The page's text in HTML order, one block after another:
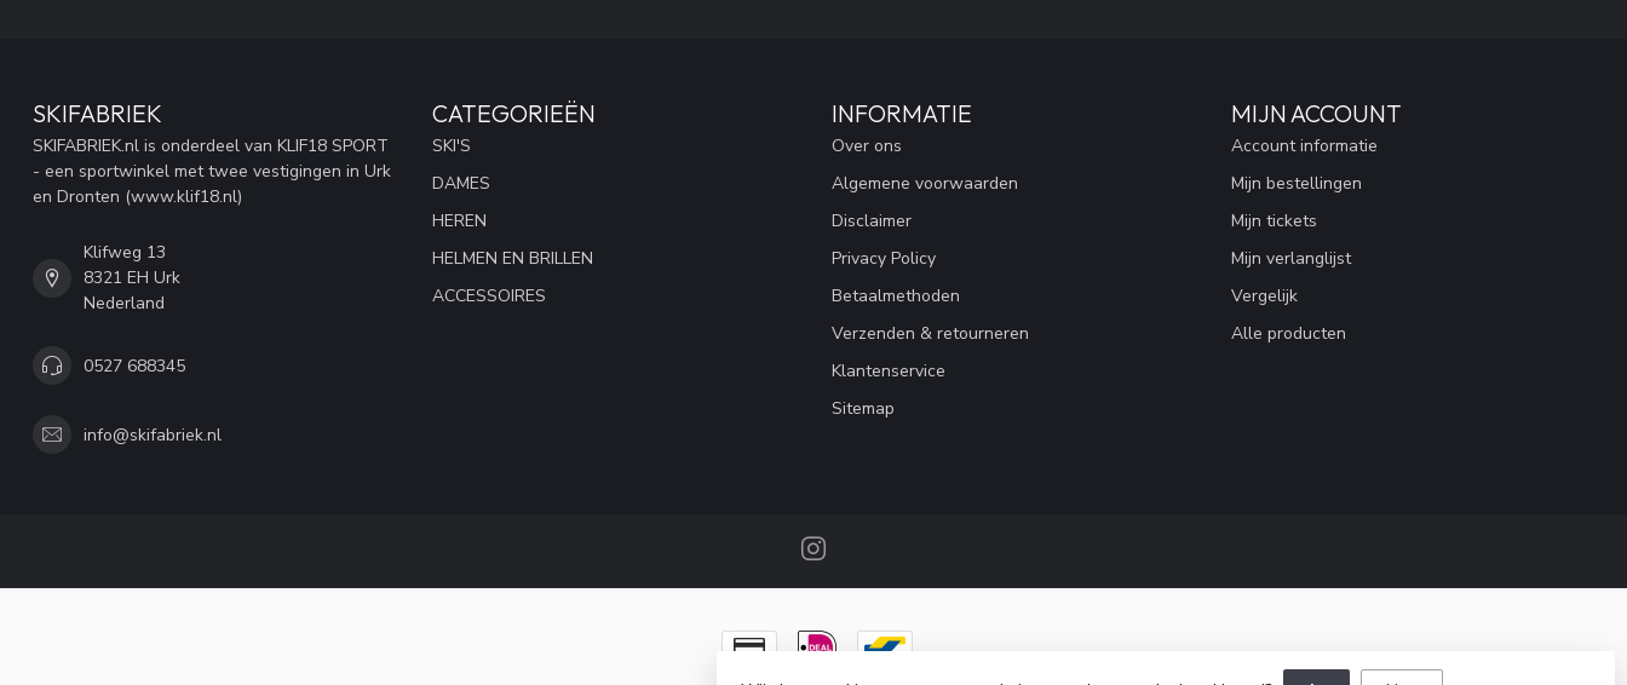
SKIFABRIEK
SKIFABRIEK.nl is onderdeel van KLIF18 SPORT
- een sportwinkel met twee vestigingen in Urk
en Dronten (www.klif18.nl)
Klifweg 13
8321 EH Urk
Nederland
0527 688345
info@skifabriek.nl
CATEGORIEËN
SKI'S
DAMES
HEREN
HELMEN EN BRILLEN
ACCESSOIRES
INFORMATIE
Over ons
Algemene voorwaarden
Disclaimer
Privacy Policy
Betaalmethoden
Verzenden & retourneren
Klantenservice
Sitemap
MIJN ACCOUNT
Account informatie
Mijn bestellingen
Mijn tickets
Mijn verlanglijst
Vergelijk
Alle producten